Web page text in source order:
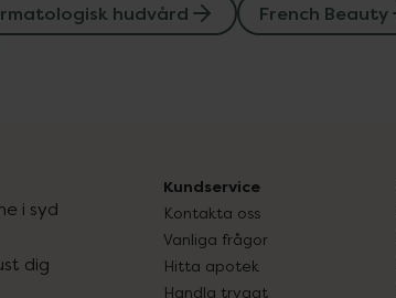
hudvård French Beauty
i syd
dig
Kundservice
Kontakta oss
Vanliga frågor
Hitta apotek
Handla tryggt